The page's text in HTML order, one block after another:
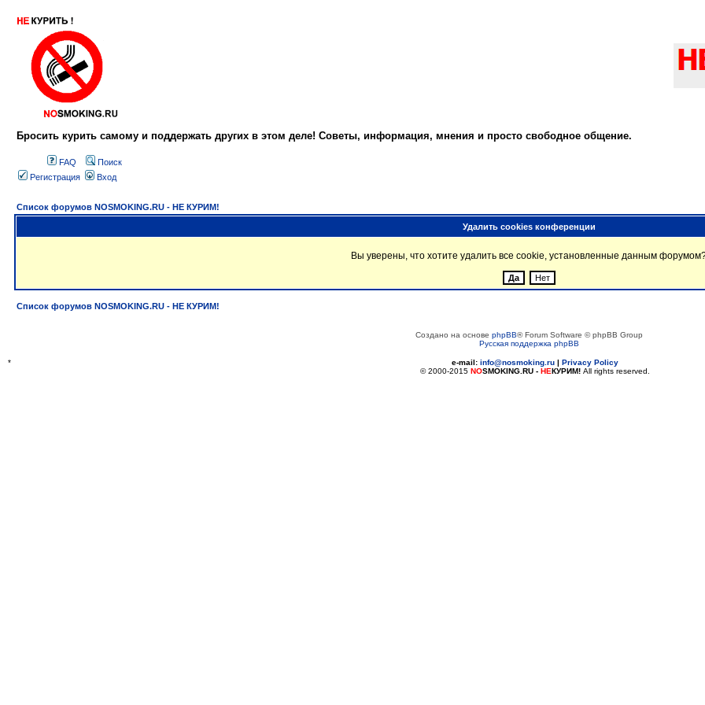
Бросить курить самому и поддержать других в этом деле! Советы, информация, мнения и просто свободное общение.
FAQ
Поиск
Регистрация
Вход
Список форумов NOSMOKING.RU - НЕ КУРИМ!
Удалить cookies конференции
Вы уверены, что хотите удалить все cookie, установленные данным
Список форумов NOSMOKING.RU - НЕ КУРИМ!
Создано на основе phpBB® Forum Software © phpBB Group
Русская поддержка phpBB
* e-mail: info@nosmoking.ru | Privacy Policy
© 2000-2015 NOSMOKING.RU - НЕКУРИМ! All rights reserved.